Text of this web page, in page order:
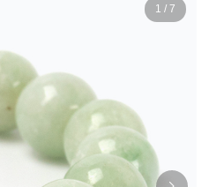
1 / 7